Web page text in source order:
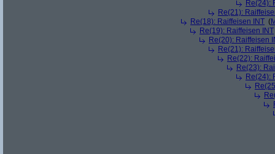
Re(24):
Re(21):
Re(18): Raiffeisen INT (
Re(19): Raiffeisen INT
Re(20): Raiffeisen
Re(21):
Re(22):
Re(23):
Re(24):